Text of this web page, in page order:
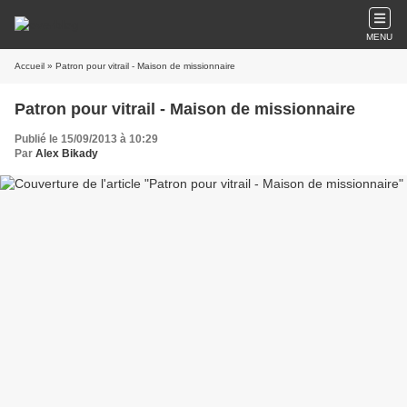
MENU
Accueil » Patron pour vitrail - Maison de missionnaire
Patron pour vitrail - Maison de missionnaire
Publié le 15/09/2013 à 10:29
Par Alex Bikady